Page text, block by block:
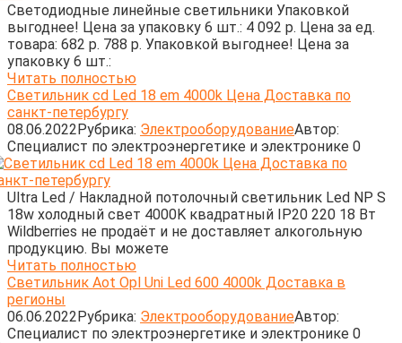
Светодиодные линейные светильники Упаковкой
выгоднее! Цена за упаковку 6 шт.: 4 092 р. Цена за ед.
товара: 682 р. 788 р. Упаковкой выгоднее! Цена за
упаковку 6 шт.:
Читать полностью
Светильник cd Led 18 em 4000k Цена Доставка по
санкт-петербургу
08.06.2022Рубрика: ЭлектрооборудованиеАвтор:
Cпециалист по электроэнергетике и электронике 0
Ultra Led / Накладной потолочный светильник Led NP S
18w холодный свет 4000K квадратный IP20 220 18 Вт
Wildberries не продаёт и не доставляет алкогольную
продукцию. Вы можете
Читать полностью
Светильник Aot Opl Uni Led 600 4000k Доставка в
регионы
06.06.2022Рубрика: ЭлектрооборудованиеАвтор:
Cпециалист по электроэнергетике и электронике 0